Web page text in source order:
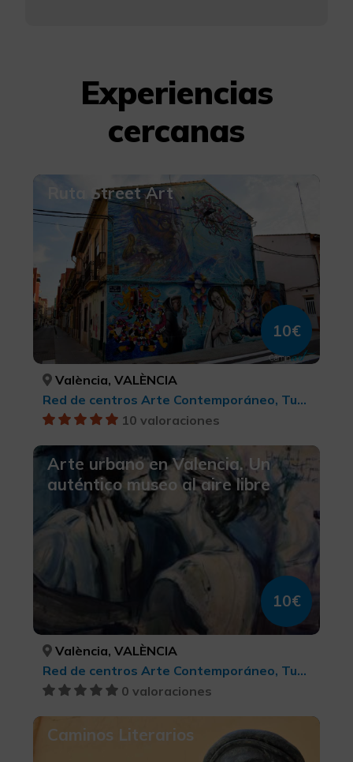
Experiencias
cercanas
Ruta Street Art
10€
València, VALÈNCIA
Red de centros Arte Contemporáneo, Turismo cultural
10 valoraciones
Arte urbano en Valencia. Un
auténtico museo al aire libre
10€
València, VALÈNCIA
Red de centros Arte Contemporáneo, Turismo cultural
0 valoraciones
Caminos Literarios